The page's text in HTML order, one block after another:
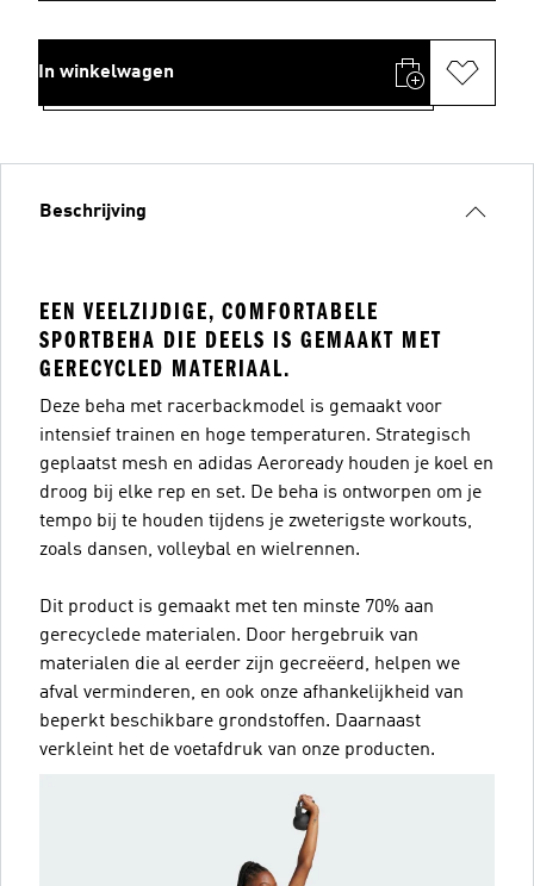
In winkelwagen
Beschrijving
EEN VEELZIJDIGE, COMFORTABELE
SPORTBEHA DIE DEELS IS GEMAAKT MET
GERECYCLED MATERIAAL.
Deze beha met racerbackmodel is gemaakt voor
intensief trainen en hoge temperaturen. Strategisch
geplaatst mesh en adidas Aeroready houden je koel en
droog bij elke rep en set. De beha is ontworpen om je
tempo bij te houden tijdens je zweterigste workouts,
zoals dansen, volleybal en wielrennen.
Dit product is gemaakt met ten minste 70% aan
gerecyclede materialen. Door hergebruik van
materialen die al eerder zijn gecreëerd, helpen we
afval verminderen, en ook onze afhankelijkheid van
beperkt beschikbare grondstoffen. Daarnaast
verkleint het de voetafdruk van onze producten.